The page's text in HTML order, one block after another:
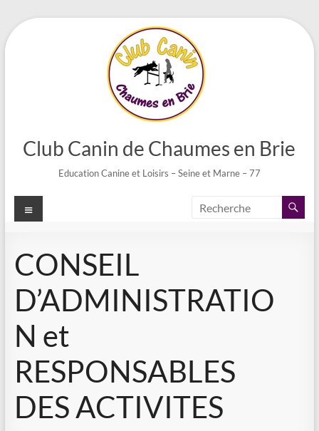
Aller
au
Club Canin de Chaumes en Brie
Education Canine et Loisirs – Seine et Marne – 77
Menu
CONSEIL
D’ADMINISTRATIO
N et
RESPONSABLES
DES ACTIVITES